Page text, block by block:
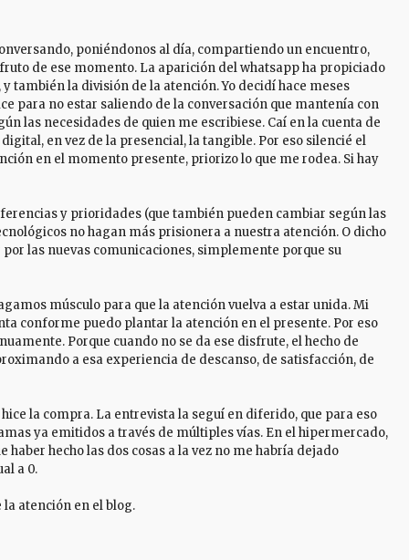
poniéndonos al día, compartiendo un encuentro,
de ese momento. La aparición del whatsapp ha propiciado
también la división de la atención. Yo decidí hace meses
para no estar saliendo de la conversación que mantenía con
las necesidades de quien me escribiese. Caí en la cuenta de
en vez de la presencial, la tangible. Por eso silencié el
en el momento presente, priorizo lo que me rodea. Si hay
y prioridades (que también pueden cambiar según las
no hagan más prisionera a nuestra atención. O dicho
las nuevas comunicaciones, simplemente porque su
músculo para que la atención vuelva a estar unida. Mi
conforme puedo plantar la atención en el presente. Por eso
Porque cuando no se da ese disfrute, el hecho de
a esa experiencia de descanso, de satisfacción, de
la compra. La entrevista la seguí en diferido, que para eso
ya emitidos a través de múltiples vías. En el hipermercado,
hecho las dos cosas a la vez no me habría dejado
a 0.
atención en el blog.